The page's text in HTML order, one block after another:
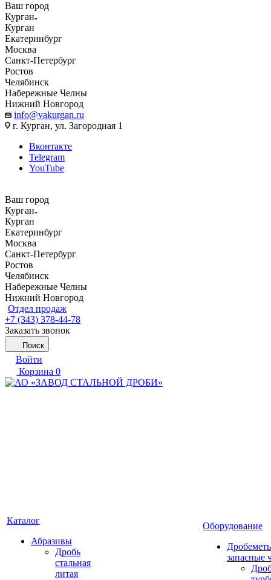
Ваш город
Курган
Курган
Екатеринбург
Москва
Санкт-Петербург
Ростов
Челябинск
Набережные Челны
Нижний Новгород
info@vakurgan.ru
г. Курган, ул. Загородная 1
Вконтакте
Telegram
YouTube
Ваш город
Курган
Курган
Екатеринбург
Москва
Санкт-Петербург
Ростов
Челябинск
Набережные Челны
Нижний Новгород
Отдел продаж
+7 (343) 378-44-78
Заказать звонок
Поиск
Войти
Корзина 0
Каталог
Абразивы
Дробь
стальная
литая
Оборудование
запасные